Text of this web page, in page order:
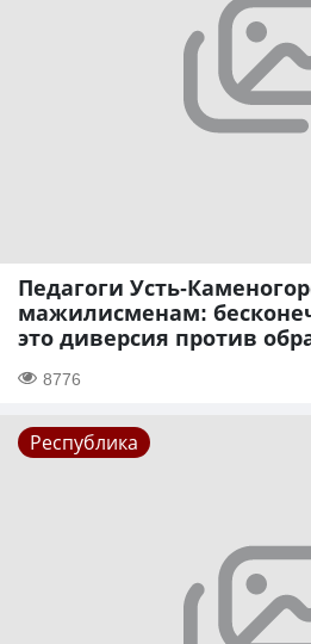
Педагоги Усть-
мажилисменам:
это диверсия против
8776
Республика